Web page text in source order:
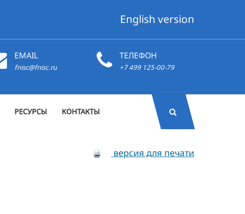
English version
EMAIL
fnisc@fnisc.ru
ТЕЛЕФОН
+7 499 125-00-79
РЕСУРСЫ КОНТАКТЫ
версия для печати